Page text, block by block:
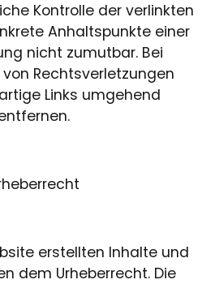
Kontrolle der verlinkten
Anhaltspunkte einer
nicht zumutbar. Bei
Rechtsverletzungen
Links umgehend
erstellten Inhalte und
dem Urheberrecht. Die